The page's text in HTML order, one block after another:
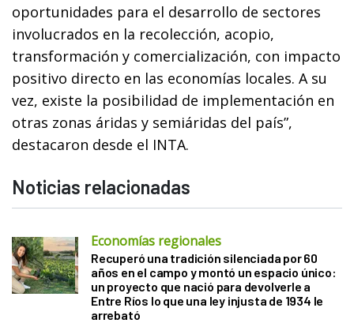
oportunidades para el desarrollo de sectores
involucrados en la recolección, acopio,
transformación y comercialización, con impacto
positivo directo en las economías locales. A su
vez, existe la posibilidad de implementación en
otras zonas áridas y semiáridas del país”,
destacaron desde el INTA.
Noticias relacionadas
Economías regionales
Recuperó una tradición silenciada por 60
años en el campo y montó un espacio único:
un proyecto que nació para devolverle a
Entre Ríos lo que una ley injusta de 1934 le
arrebató